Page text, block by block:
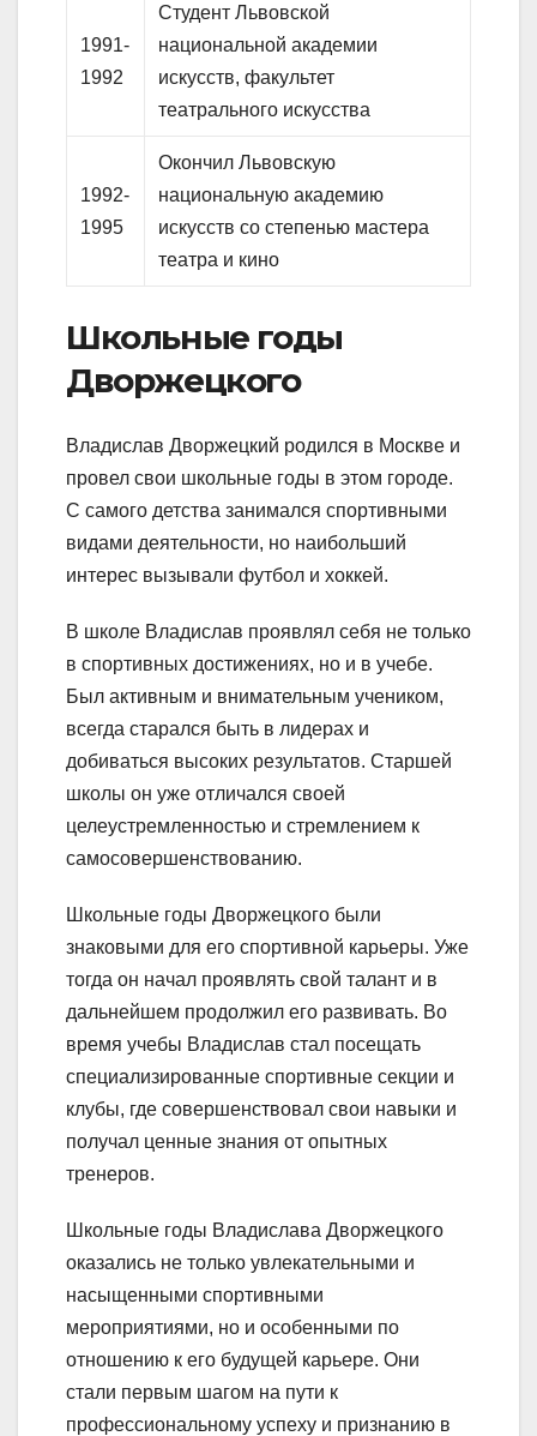
1991-
1992
Студент Львовской
национальной академии
искусств, факультет
театрального искусства
1992-
1995
Окончил Львовскую
национальную академию
искусств со степенью мастера
театра и кино
Школьные годы
Дворжецкого
Владислав Дворжецкий родился в Москве и
провел свои школьные годы в этом городе.
С самого детства занимался спортивными
видами деятельности, но наибольший
интерес вызывали футбол и хоккей.
В школе Владислав проявлял себя не только
в спортивных достижениях, но и в учебе.
Был активным и внимательным учеником,
всегда старался быть в лидерах и
добиваться высоких результатов. Старшей
школы он уже отличался своей
целеустремленностью и стремлением к
самосовершенствованию.
Школьные годы Дворжецкого были
знаковыми для его спортивной карьеры. Уже
тогда он начал проявлять свой талант и в
дальнейшем продолжил его развивать. Во
время учебы Владислав стал посещать
специализированные спортивные секции и
клубы, где совершенствовал свои навыки и
получал ценные знания от опытных
тренеров.
Школьные годы Владислава Дворжецкого
оказались не только увлекательными и
насыщенными спортивными
мероприятиями, но и особенными по
отношению к его будущей карьере. Они
стали первым шагом на пути к
профессиональному успеху и признанию в